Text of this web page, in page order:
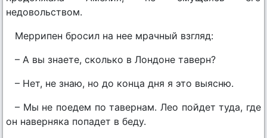
недовольством.
Меррипен бросил на нее мрачный взгляд:
– А вы знаете, сколько в Лондоне таверн?
– Нет, не знаю, но до конца дня я это выясню.
– Мы не поедем по тавернам. Лео пойдет туда, где
он наверняка попадет в беду.